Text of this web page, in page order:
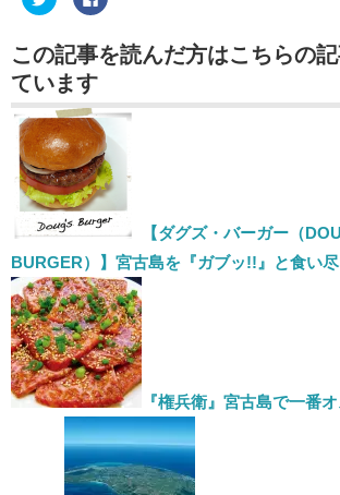
リ
し
て
Twitter
で
共
有
(新
し
い
ウ
ィ
ン
ド
ウ
で
開
き
ま
す)
で
す
る
に
ク
リ
ッ
ク
し
て
く
だ
さ
い
(新
し
い
ウ
ィ
ン
ド
ウ
で
開
き
ま
す)
この記事を読んだ方はこちらの
ています
【ダグズ・バーガー（
BURGER）】宮古島を『ガブッ!!』と食い尽
『権兵衛』宮古島で一番